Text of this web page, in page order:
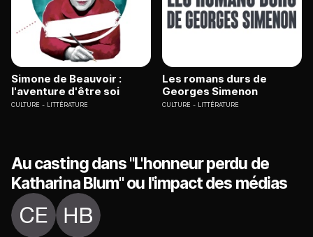
Simone de Beauvoir :
l'aventure d'être soi
CULTURE LITTÉRATURE
Les romans durs de
Georges Simenon
CULTURE LITTÉRATURE
Au casting dans "L'honneur perdu de
Katharina Blum" ou l'impact des médias